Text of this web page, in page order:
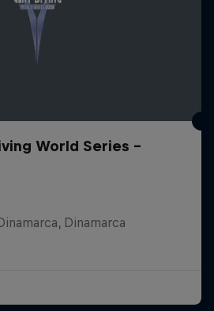
World Series -
Dinamarca